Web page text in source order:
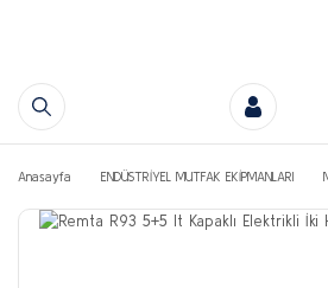
Anasayfa ENDÜSTRİYEL MUTFAK EKİPMANLARI